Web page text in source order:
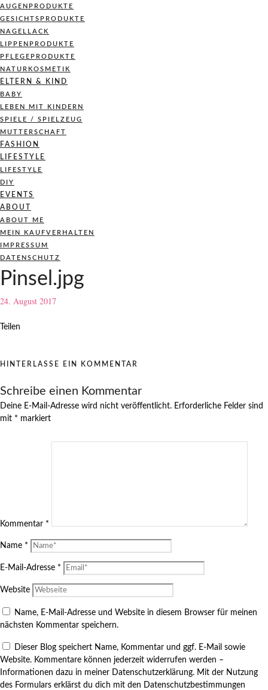
AUGENPRODUKTE
GESICHTSPRODUKTE
NAGELLACK
LIPPENPRODUKTE
PFLEGEPRODUKTE
NATURKOSMETIK
ELTERN & KIND
BABY
LEBEN MIT KINDERN
SPIELE / SPIELZEUG
MUTTERSCHAFT
FASHION
LIFESTYLE
LIFESTYLE
DIY
EVENTS
ABOUT
ABOUT ME
MEIN KAUFVERHALTEN
IMPRESSUM
DATENSCHUTZ
Pinsel.jpg
24. August 2017
Teilen
HINTERLASSE EIN KOMMENTAR
Schreibe einen Kommentar
Deine E-Mail-Adresse wird nicht veröffentlicht. Erforderliche Felder sind
mit * markiert
Kommentar *
Name *
E-Mail-Adresse *
Website
Name, E-Mail-Adresse und Website in diesem Browser für meinen
nächsten Kommentar speichern.
Dieser Blog speichert Name, Kommentar und ggf. E-Mail sowie
Website. Kommentare können jederzeit widerrufen werden –
Informationen dazu in meiner Datenschutzerklärung. Mit der Nutzung
des Formulars erklärst du dich mit den Datenschutzbestimmungen